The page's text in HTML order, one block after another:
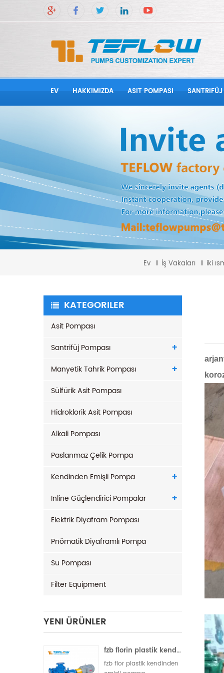
EV HAKKIMIZDA ASIT POMPASI
Ev İş Vakaları iki
KATEGORILER
Asit Pompası
Santrifüj Pompası
Manyetik Tahrik Pompası
Sülfürik Asit Pompası
Hidroklorik Asit Pompası
Alkali Pompası
Paslanmaz Çelik Pompa
Kendinden Emişli Pompa
Inline Güçlendirici Pompalar
Elektrik Diyafram Pompası
Pnömatik Diyaframlı Pompa
Su Pompası
Filter Equipment
YENI ÜRÜNLER
fzb florin plastik kendinden emişli pompa
fzb flor plastik kendinden